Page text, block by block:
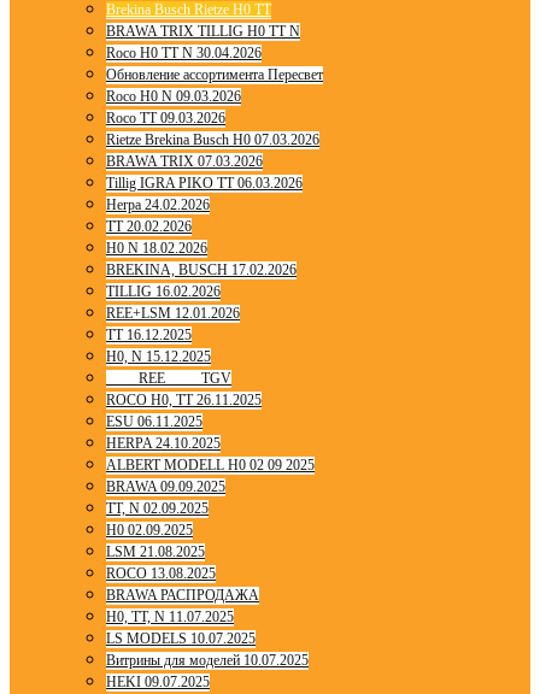
Brekina Busch Rietze H0 TT
BRAWA TRIX TILLIG H0 TT N
Roco H0 TT N 30.04.2026
Обновление ассортимента Пересвет
Roco H0 N 09.03.2026
Roco TT 09.03.2026
Rietze Brekina Busch H0 07.03.2026
BRAWA TRIX 07.03.2026
Tillig IGRA PIKO TT 06.03.2026
Herpa 24.02.2026
TT 20.02.2026
H0 N 18.02.2026
BREKINA, BUSCH 17.02.2026
TILLIG 16.02.2026
REE+LSM 12.01.2026
TT 16.12.2025
H0, N 15.12.2025
____ REE ____ TGV
ROCO H0, TT 26.11.2025
ESU 06.11.2025
HERPA 24.10.2025
ALBERT MODELL H0 02 09 2025
BRAWA 09.09.2025
TT, N 02.09.2025
H0 02.09.2025
LSM 21.08.2025
ROCO 13.08.2025
BRAWA РАСПРОДАЖА
H0, TT, N 11.07.2025
LS MODELS 10.07.2025
Витрины для моделей 10.07.2025
HEKI 09.07.2025